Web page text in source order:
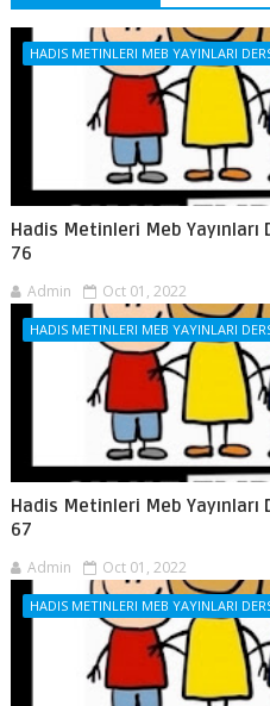
HADIS METINLERI MEB YAYINLARI
Hadis Metinleri Meb Yayınları
76
Admin Oct 01, 2022
HADIS METINLERI MEB YAYINLARI
Hadis Metinleri Meb Yayınları
67
Admin Oct 01, 2022
HADIS METINLERI MEB YAYINLARI